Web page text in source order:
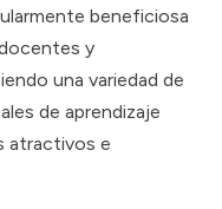
beneficiosa
y
una variedad de
de aprendizaje
atractivos e